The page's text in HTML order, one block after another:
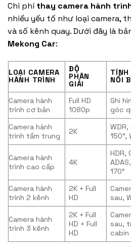
Chi phí thay camera hành
nhiều yếu tố như loại camera,
và số kênh quay. Dưới đây là
Mekong Car:
LOẠI CAMERA
HÀNH TRÌNH
ĐỘ
PHÂN
GIẢI
TÍNH
NỔI
Camera hành
trình cơ bản
Full HD
1080p
Ghi
góc
Camera hành
trình tầm trung
2K
150°,
Camera hành
trình cao cấp
4K
HDR,
170°
Camera hành
trình 2 kênh
2K + Full
HD
sau,
Camera hành
trình 3 kênh
2K + Full
HD + Full
HD
sau,
cabin